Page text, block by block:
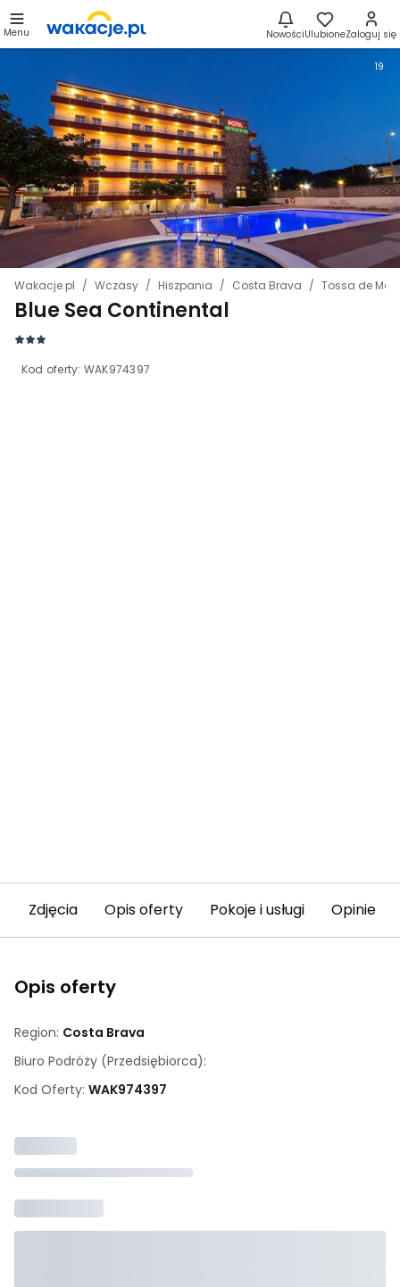
Menu NowościUlubioneZaloguj się
Wakacje.pl Wczasy Hiszpania Costa Brava Tossa de Mar
Blue Sea Continental
Kod oferty: WAK974397
19
Zdjęcia Opis oferty Pokoje i usługi Opinie (1)
Opis oferty
Region: Costa Brava
Biuro Podróży (przedsiębiorca):
Kod Oferty: WAK974397